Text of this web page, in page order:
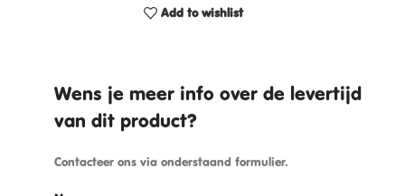
Add to wishlist
Wens je meer info over de levertijd
van dit product?
Contacteer ons via onderstaand formulier.